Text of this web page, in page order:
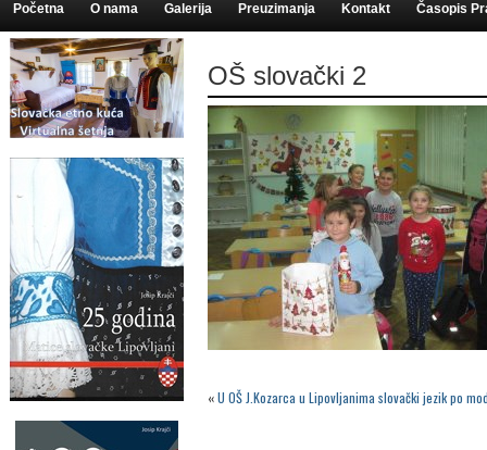
Početna O nama Galerija Preuzimanja Kontakt Časopis
OŠ slovački 2
«U OŠ J.Kozarca u Lipovljanima slovački jezik po